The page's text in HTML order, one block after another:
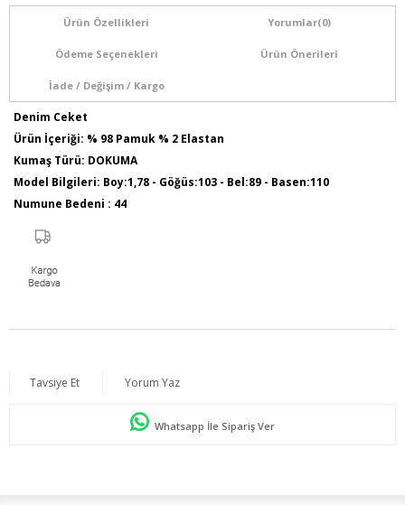
Ürün Özellikleri Yorumlar(0)
Ödeme Seçenekleri Ürün Önerileri
İade / Değişim / Kargo
Denim Ceket
Ürün İçeriği: % 98 Pamuk % 2 Elastan
Kumaş Türü: DOKUMA
Model Bilgileri: Boy:1,78 - Göğüs:103 - Bel:89 - Basen:110
Numune Bedeni : 44
Tavsiye Et Yorum Yaz
Whatsapp İle Sipariş Ver